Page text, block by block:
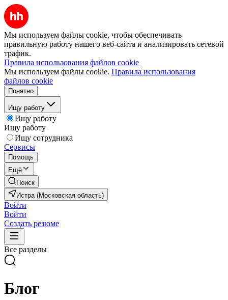
Мы используем файлы cookie, чтобы обеспечивать
правильную работу нашего веб-сайта и анализировать сетевой
трафик.
Правила использования файлов cookie
Мы используем файлы cookie. Правила использования
файлов cookie
Понятно
Ищу работу
Ищу работу
Ищу работу
Ищу сотрудника
Сервисы
Помощь
Ещё
Поиск
Истра (Московская область)
Войти
Войти
Создать резюме
Все разделы
Блог